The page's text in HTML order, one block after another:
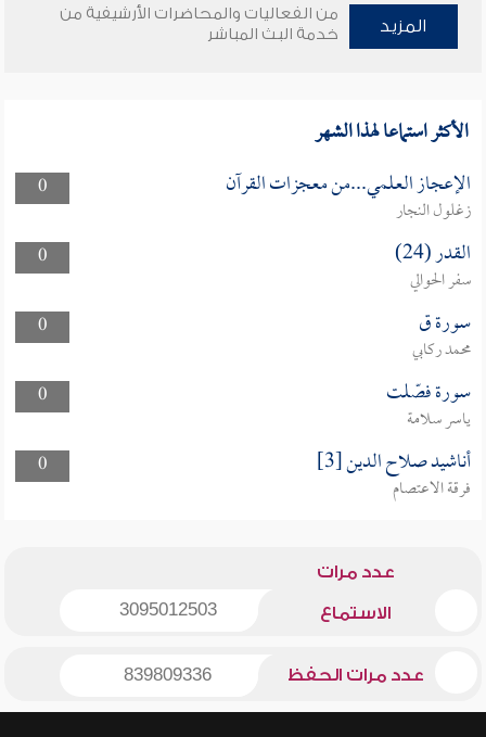
المزيد
من الفعاليات والمحاضرات الأرشيفية من
خدمة البث المباشر
الأكثر استماعا لهذا الشهر
0 الإعجاز العلمي...من معجزات القرآن
زغلول النجار
0
القدر (24)
سفر الحوالي
0
سورة ق
محمد ركابي
0
سورة فصّلت
ياسر سلامة
0
أناشيد صلاح الدين [3]
فرقة الاعتصام
عدد مرات
الاستماع 3095012503
عدد مرات الحفظ 839809336